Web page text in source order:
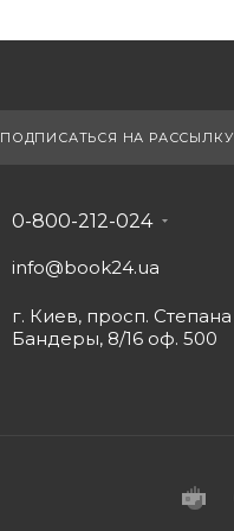
ПОДПИСАТЬСЯ НА РАССЫЛКУ
0-800-212-024
info@book24.ua
г. Киев, просп. Степана
Бандеры, 8/16 оф. 500